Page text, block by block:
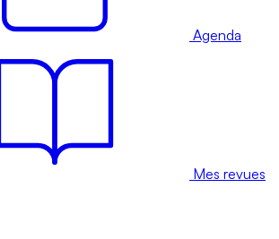
Agenda
Mes revues